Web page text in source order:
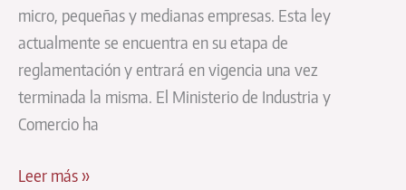
micro, pequeñas y medianas empresas. Esta ley
actualmente se encuentra en su etapa de
reglamentación y entrará en vigencia una vez
terminada la misma. El Ministerio de Industria y
Comercio ha
Beneficios
Leer más »